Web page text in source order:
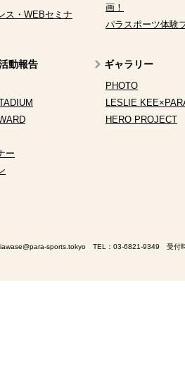
ス・WEBセミナ
画！
パラスポーツ体験
動報告
ー
ギャラリー
PHOTO
LESLIE
HERO PROJECT
sports.tokyo TEL： 03-6821-9349 受付